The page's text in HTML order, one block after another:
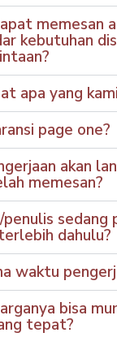
memesan
kebutuhan
apa yang
page one?
akan
memesan?
sedang
dahulu?
waktu
bisa
tepat?